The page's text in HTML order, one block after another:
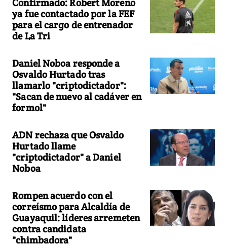
Confirmado: Robert Moreno
ya fue contactado por la FEF
para el cargo de entrenador
de La Tri
Daniel Noboa responde a
Osvaldo Hurtado tras
llamarlo "criptodictador":
"Sacan de nuevo al cadáver en
formol"
ADN rechaza que Osvaldo
Hurtado llame
"criptodictador" a Daniel
Noboa
Rompen acuerdo con el
correísmo para Alcaldía de
Guayaquil: líderes arremeten
contra candidata
"chimbadora"